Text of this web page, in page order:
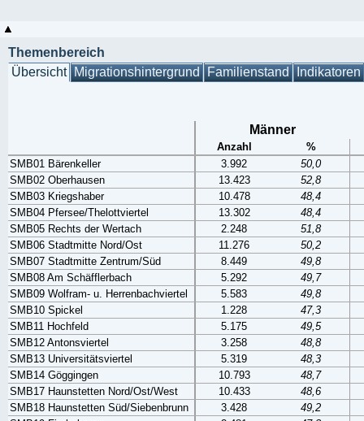
Themenbereich
Übersicht Migrationshintergrund Familienstand Indikatoren
Männer
Anzahl
%
SMB01 Bärenkeller
3.992
50,0
SMB02 Oberhausen
13.423
52,8
SMB03 Kriegshaber
10.478
48,4
SMB04 Pfersee/Thelottviertel
13.302
48,4
SMB05 Rechts der Wertach
2.248
51,8
SMB06 Stadtmitte Nord/Ost
11.276
50,2
SMB07 Stadtmitte Zentrum/Süd
8.449
49,8
SMB08 Am Schäfflerbach
5.292
49,7
SMB09 Wolfram- u. Herrenbachviertel
5.583
49,8
SMB10 Spickel
1.228
47,3
SMB11 Hochfeld
5.175
49,5
SMB12 Antonsviertel
3.258
48,8
SMB13 Universitätsviertel
5.319
48,3
SMB14 Göggingen
10.793
48,7
SMB17 Haunstetten Nord/Ost/West
10.433
48,6
SMB18 Haunstetten Süd/Siebenbrunn
3.428
49,2